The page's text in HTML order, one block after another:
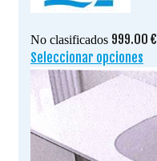
No clasificados 999.00 €
Seleccionar opciones